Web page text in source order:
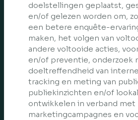
doelstellingen geplaatst,
en/of gelezen worden om,
een betere enquête-
maken, het volgen van
andere voltooide acties,
en/of preventie, onderzoek
doeltreffendheid van
tracking en meting van
publiekinzichten en/of
ontwikkelen in verband met
marketingcampagnes en